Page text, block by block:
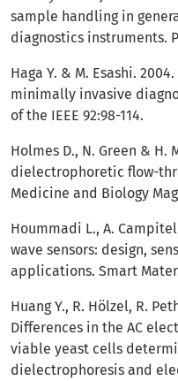
sample handling in
diagnostics instruments.
Haga Y. & M. Esashi.
minimally invasive
of the IEEE 92:98-114.
Holmes D., N. Green & H.
dielectrophoretic flow-
Medicine and Biology
Hoummadi L., A.
wave sensors: design,
applications. Smart
Huang Y., R. Hölzel, R.
Differences in the AC
viable yeast cells
dielectrophoresis and